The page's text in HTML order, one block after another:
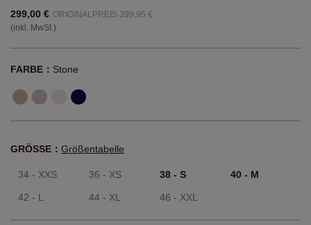
299,00 € ORIGINALPREIS 399,95 €
(inkl. MwSt.)
FARBE： Stone
GRÖSSE： Größentabelle
34 - XXS 36 - XS 38 - S 40 - M
42 - L 44 - XL 46 - XXL